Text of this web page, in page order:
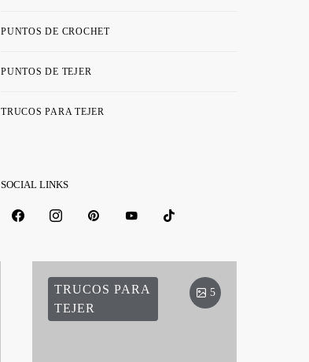
PUNTOS DE CROCHET
PUNTOS DE TEJER
TRUCOS PARA TEJER
SOCIAL LINKS
5
TRUCOS PARA
TEJER